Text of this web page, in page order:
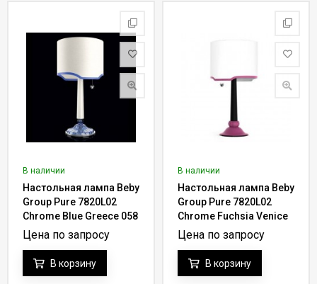
В наличии
Настольная лампа Beby
Group Pure 7820L02
Chrome Blue Greece 058
- azurine
Цена по запросу
В корзину
В наличии
Настольная лампа Beby
Group Pure 7820L02
Chrome Fuchsia Venice
017 - rose
Цена по запросу
В корзину